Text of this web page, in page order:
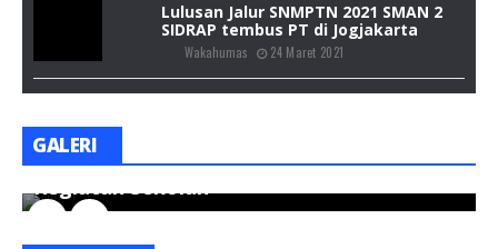
Lulusan Jalur SNMPTN 2021 SMAN 2
SIDRAP tembus PT di Jogjakarta
Wakahumas 24 Maret 2021
GALERI
Kegiatan Sekolah